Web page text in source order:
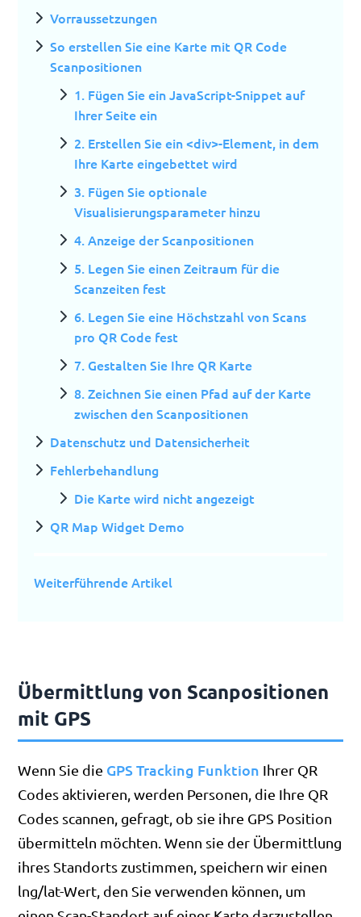
Vorraussetzungen
So erstellen Sie eine Karte mit QR Code
Scanpositionen
1. Fügen Sie ein JavaScript-Snippet auf
Ihrer Seite ein
2. Erstellen Sie ein <div>-Element, in dem
Ihre Karte eingebettet wird
3. Fügen Sie optionale
Visualisierungsparameter hinzu
4. Anzeige der Scanpositionen
5. Legen Sie einen Zeitraum für die
Scanzeiten fest
6. Legen Sie eine Höchstzahl von Scans
pro QR Code fest
7. Gestalten Sie Ihre QR Karte
8. Zeichnen Sie einen Pfad auf der Karte
zwischen den Scanpositionen
Datenschutz und Datensicherheit
Fehlerbehandlung
Die Karte wird nicht angezeigt
QR Map Widget Demo
Weiterführende Artikel
Übermittlung von Scanpositionen
mit GPS
Wenn Sie die GPS Tracking Funktion Ihrer QR
Codes aktivieren, werden Personen, die Ihre QR
Codes scannen, gefragt, ob sie ihre GPS Position
übermitteln möchten. Wenn sie der Übermittlung
ihres Standorts zustimmen, speichern wir einen
lng/lat-Wert, den Sie verwenden können, um